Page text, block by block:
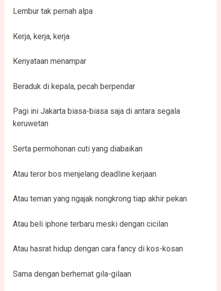
Lembur tak pernah alpa
Kerja, kerja, kerja
Kenyataan menampar
Beraduk di kepala, pecah berpendar
Pagi ini Jakarta biasa-biasa saja di antara segala
keruwetan
Serta permohonan cuti yang diabaikan
Atau teror bos menjelang deadline kerjaan
Atau teman yang ngajak nongkrong tiap akhir pekan
Atau beli iphone terbaru meski dengan cicilan
Atau hasrat hidup dengan cara fancy di kos-kosan
Sama dengan berhemat gila-gilaan